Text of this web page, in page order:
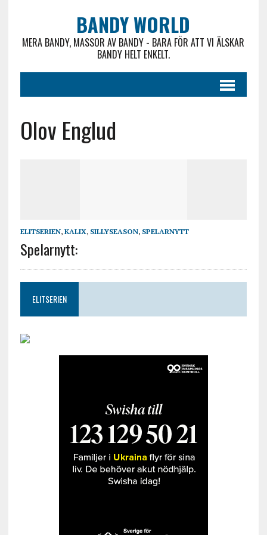
BANDY WORLD
MERA BANDY, MASSOR AV BANDY - BARA FÖR ATT VI ÄLSKAR
BANDY HELT ENKELT.
Olov Englud
ELITSERIEN, KALIX, SILLYSEASON, SPELARNYTT
Spelarnytt:
ELITSERIEN